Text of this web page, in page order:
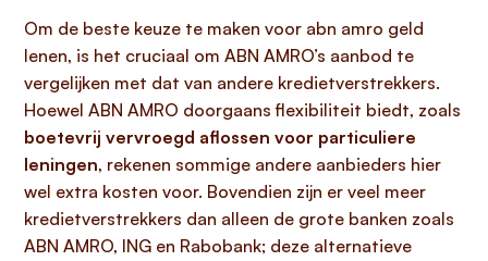
Om de beste keuze te maken voor abn amro geld
lenen, is het cruciaal om ABN AMRO’s aanbod te
vergelijken met dat van andere kredietverstrekkers.
Hoewel ABN AMRO doorgaans flexibiliteit biedt, zoals
boetevrij vervroegd aflossen voor particuliere
leningen, rekenen sommige andere aanbieders hier
wel extra kosten voor. Bovendien zijn er veel meer
kredietverstrekkers dan alleen de grote banken zoals
ABN AMRO, ING en Rabobank; deze alternatieve